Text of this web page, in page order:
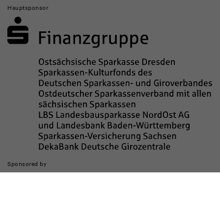
Hauptsponsor
Sponsored by